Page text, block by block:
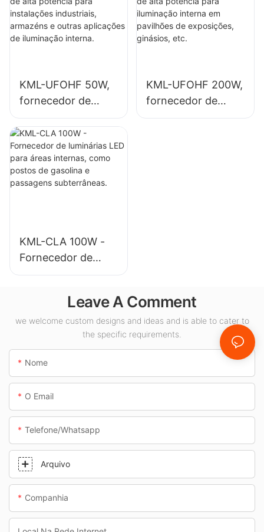
industriais,
armazéns e outras
aplicações de
em instalações
industriais,
ginásios, etc.
KML-UFOHF 50W,
fornecedor de
luminária LED de
alta potência para
instalações
industriais,
armazéns e outras
KML-UFOHF 200W,
fornecedor de
luminárias LED de
KML-CLA 100W -
Fornecedor de
luminárias LED para
como postos de
gasolina e
subterrâneas.
Leave A Comment
we welcome custom designs and ideas and is able to cater to
the specific requirements.
Nome
O Email
Telefone/whatsapp
Arquivo
Companhia